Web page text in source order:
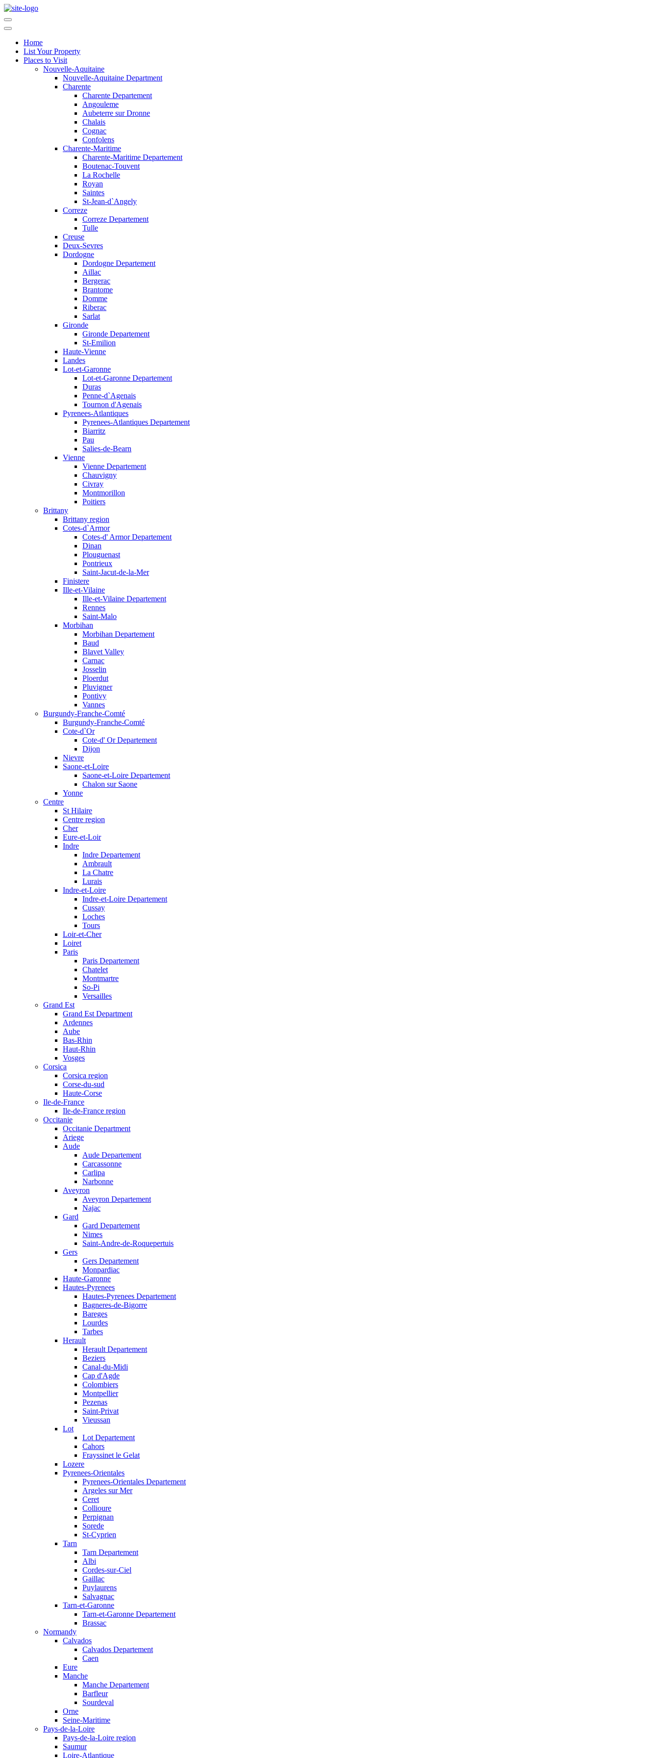
Home
List Your Property
Places to Visit
Nouvelle-Aquitaine
Nouvelle-Aquitaine Department
Charente
Charente Departement
Angouleme
Aubeterre sur Dronne
Chalais
Cognac
Confolens
Charente-Maritime
Charente-Maritime Departement
Boutenac-Touvent
La Rochelle
Royan
Saintes
St-Jean-d`Angely
Correze
Correze Departement
Tulle
Creuse
Deux-Sevres
Dordogne
Dordogne Departement
Aillac
Bergerac
Brantome
Domme
Riberac
Sarlat
Gironde
Gironde Departement
St-Emilion
Haute-Vienne
Landes
Lot-et-Garonne
Lot-et-Garonne Departement
Duras
Penne-d`Agenais
Tournon d'Agenais
Pyrenees-Atlantiques
Pyrenees-Atlantiques Departement
Biarritz
Pau
Salies-de-Bearn
Vienne
Vienne Departement
Chauvigny
Civray
Montmorillon
Poitiers
Brittany
Brittany region
Cotes-d`Armor
Cotes-d' Armor Departement
Dinan
Plouguenast
Pontrieux
Saint-Jacut-de-la-Mer
Finistere
Ille-et-Vilaine
Ille-et-Vilaine Departement
Rennes
Saint-Malo
Morbihan
Morbihan Departement
Baud
Blavet Valley
Carnac
Josselin
Ploerdut
Pluvigner
Pontivy
Vannes
Burgundy-Franche-Comté
Burgundy-Franche-Comté
Cote-d`Or
Cote-d' Or Departement
Dijon
Nievre
Saone-et-Loire
Saone-et-Loire Departement
Chalon sur Saone
Yonne
Centre
St Hilaire
Centre region
Cher
Eure-et-Loir
Indre
Indre Departement
Ambrault
La Chatre
Lurais
Indre-et-Loire
Indre-et-Loire Departement
Cussay
Loches
Tours
Loir-et-Cher
Loiret
Paris
Paris Departement
Chatelet
Montmartre
So-Pi
Versailles
Grand Est
Grand Est Department
Ardennes
Aube
Bas-Rhin
Haut-Rhin
Vosges
Corsica
Corsica region
Corse-du-sud
Haute-Corse
Ile-de-France
Ile-de-France region
Occitanie
Occitanie Department
Ariege
Aude
Aude Departement
Carcassonne
Carlipa
Narbonne
Aveyron
Aveyron Departement
Najac
Gard
Gard Departement
Nimes
Saint-Andre-de-Roquepertuis
Gers
Gers Departement
Monpardiac
Haute-Garonne
Hautes-Pyrenees
Hautes-Pyrenees Departement
Bagneres-de-Bigorre
Bareges
Lourdes
Tarbes
Herault
Herault Departement
Beziers
Canal-du-Midi
Cap d'Agde
Colombiers
Montpellier
Pezenas
Saint-Privat
Vieussan
Lot
Lot Departement
Cahors
Frayssinet le Gelat
Lozere
Pyrenees-Orientales
Pyrenees-Orientales Departement
Argeles sur Mer
Ceret
Collioure
Perpignan
Sorede
St-Cyprien
Tarn
Tarn Departement
Albi
Cordes-sur-Ciel
Gaillac
Puylaurens
Salvagnac
Tarn-et-Garonne
Tarn-et-Garonne Departement
Brassac
Normandy
Calvados
Calvados Departement
Caen
Eure
Manche
Manche Departement
Barfleur
Sourdeval
Orne
Seine-Maritime
Pays-de-la-Loire
Pays-de-la-Loire region
Saumur
Loire-Atlantique